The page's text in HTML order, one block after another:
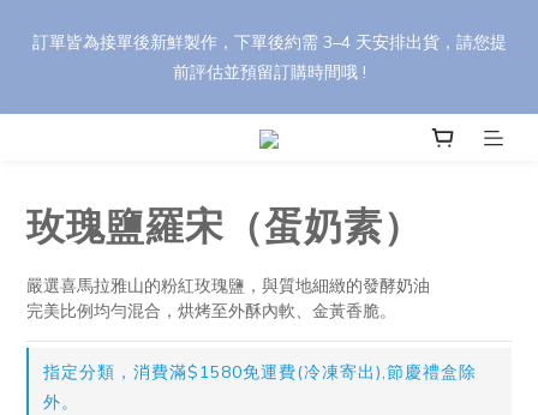
折（刷卡最高優惠）。 輸入折扣碼 【YH88】，依活動辦法享最高
85 折優惠！
訂單皆為接單後新鮮製作，下單後約需 3–4 天安排出貨，請您提
前評估並預留訂購時間哦 !
🎁 【中秋禮盒訂購優惠】 任選 8 盒以上享 95 折，30 盒以上享 9
玫瑰鹽羅宋（蛋奶素）
嚴選喜馬拉雅山的粉紅玫瑰鹽，與質地細緻的發酵奶油
完美比例均勻混合，烘烤至外酥內軟、金黃香脆。
指定分類，消費滿$1580免運費(冷凍寄出),節慶禮盒除
外。